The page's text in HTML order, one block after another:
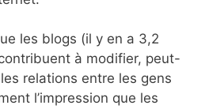
les blogs (il y en a 3,2
à modifier, peut-
relations entre les gens
l’impression que les